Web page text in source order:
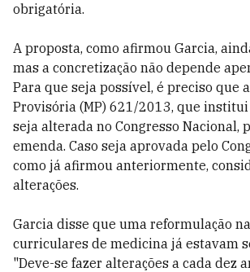
obrigatória.
A proposta, como afirmou Garcia,
mas a concretização não depende
Para que seja possível, é preciso que
Provisória (MP) 621/2013, que
seja alterada no Congresso Nacional,
emenda. Caso seja aprovada pelo
como já afirmou anteriormente,
alterações.
Garcia disse que uma reformulação
curriculares de medicina já estavam
"Deve-se fazer alterações a cada dez